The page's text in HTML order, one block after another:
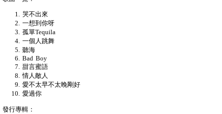
哭不出來
一想到你呀
孤單Tequila
一個人跳舞
聽海
Bad Boy
甜言蜜語
情人敵人
愛不太早不太晚剛好
愛過你
發行專輯：